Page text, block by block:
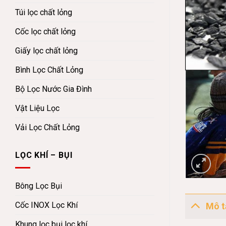
Túi lọc chất lỏng
Cốc lọc chất lỏng
Giấy lọc chất lỏng
Bình Lọc Chất Lỏng
Bộ Lọc Nước Gia Đình
Vật Liệu Lọc
Vải Lọc Chất Lỏng
LỌC KHÍ – BỤI
Bông Lọc Bụi
Cốc INOX Lọc Khí
Mô